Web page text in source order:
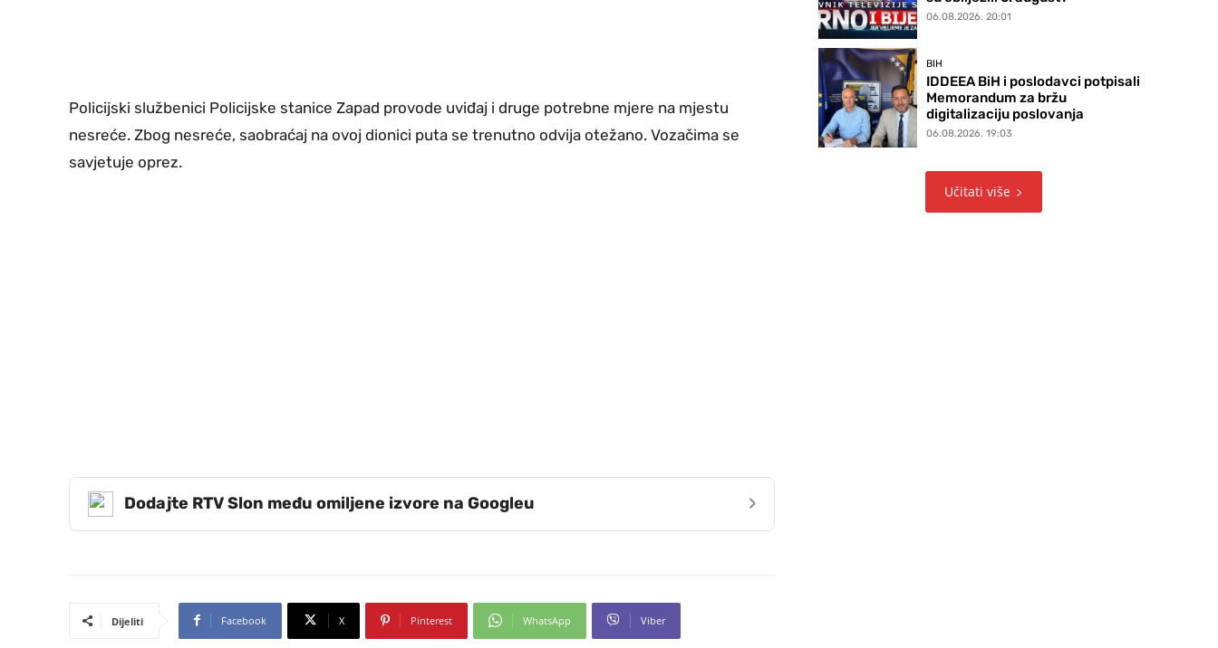
Policijski službenici Policijske stanice Zapad provode uviđaj i druge potrebne mjere na mjestu
nesreće. Zbog nesreće, saobraćaj na ovoj dionici puta se trenutno odvija otežano. Vozačima se
savjetuje oprez.
Dodajte RTV Slon među omiljene izvore na Googleu ›
Dijeliti Facebook X Pinterest WhatsApp Viber
06.08.2026. 20:01
BIH
IDDEEA BiH i poslodavci potpisali
Memorandum za bržu
digitalizaciju poslovanja
06.08.2026. 19:03
Učitati više